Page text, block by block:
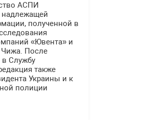
АСПИ
надлежащей
полученной в
«Ювента» и
Чижа. После
в Службу
также
Украины и к
полиции